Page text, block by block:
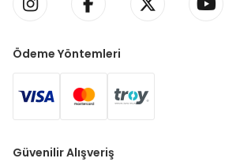
Ödeme Yöntemleri
Güvenilir Alışveriş